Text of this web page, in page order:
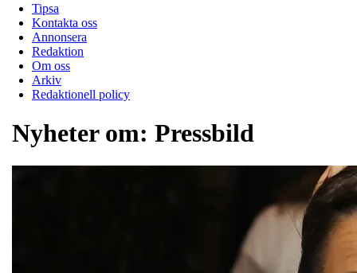
Tipsa
Kontakta oss
Annonsera
Redaktion
Om oss
Arkiv
Redaktionell policy
Nyheter om: Pressbild